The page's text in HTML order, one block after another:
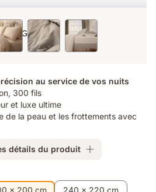
au service de vos nuits
300 fils
et luxe ultime
de la peau et les frottements avec
détails du produit
x 200 cm
240 x 220 cm